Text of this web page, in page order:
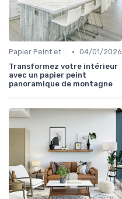
Papier Peint et Revêtements Muraux • 04/01/2026
Transformez votre intérieur
avec un papier peint
panoramique de montagne